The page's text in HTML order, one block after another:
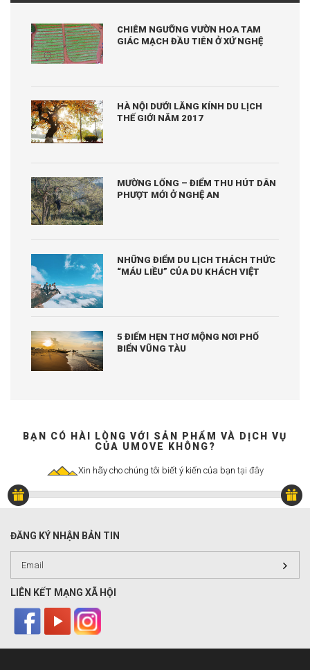
CHIÊM NGƯỠNG VƯỜN HOA TAM
GIÁC MẠCH ĐẦU TIÊN Ở XỨ NGHỆ
HÀ NỘI DƯỚI LĂNG KÍNH DU LỊCH
THẾ GIỚI NĂM 2017
MƯỜNG LỐNG – ĐIỂM THU HÚT DÂN
PHƯỢT MỚI Ở NGHỆ AN
NHỮNG ĐIỂM DU LỊCH THÁCH THỨC
“MÁU LIỀU” CỦA DU KHÁCH VIỆT
5 ĐIỂM HẸN THƠ MỘNG NƠI PHỐ
BIỂN VŨNG TÀU
BẠN CÓ HÀI LÒNG VỚI SẢN PHẨM VÀ DỊCH VỤ
CỦA UMOVE KHÔNG?
Xin hãy cho chúng tôi biết ý kiến của bạn tại đây
ĐĂNG KÝ NHẬN BẢN TIN
LIÊN KẾT MẠNG XÃ HỘI